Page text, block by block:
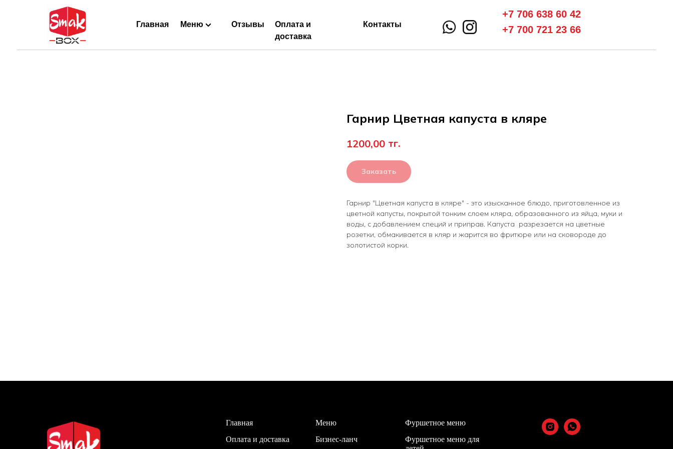
Главная Меню Отзывы Контакты
Оплата и
доставка
+7 700 721 23 66
+7 706 638 60 42
Гарнир Цветная капуста в кляре
1200,00 тг.
Заказать
Гарнир "Цветная капуста в кляре" - это изысканное блюдо, приготовленное из
цветной капусты, покрытой тонким слоем кляра, образованного из яйца, муки и
воды, с добавлением специй и приправ. Капуста разрезается на цветные
розетки, обмакивается в кляр и жарится во фритюре или на сковороде до
золотистой корки.
Главная
Оплата и доставка
Меню
Бизнес-ланч
Фуршетное меню
Фуршетное меню для